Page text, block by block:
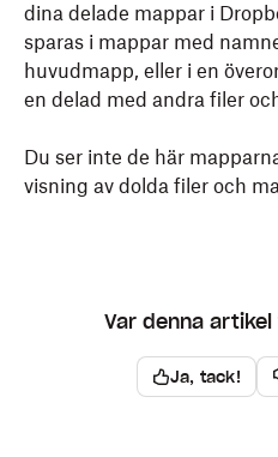
dina delade mappar i
sparas i mappar med
huvudmapp, eller i en
en delad med andra filer
Du ser inte de här
visning av dolda filer och
Var denna
Ja, tack!